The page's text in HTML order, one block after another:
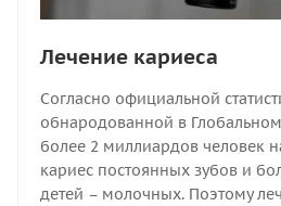
Лечение кариеса
Согласно официальной
обнародованной в
более 2 миллиардов человек
кариес постоянных зубов и
детей – молочных. Поэтому